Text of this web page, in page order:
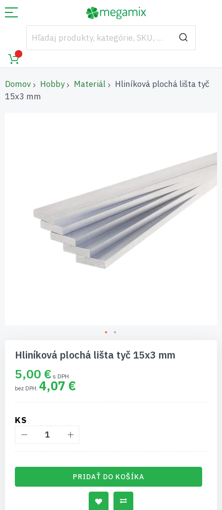
Domov Hobby Materiál
Hliníková plochá lišta tyč
15x3 mm
začiatok
galérie
obrázkov
Hliníková plochá lišta tyč 15x3 mm
5,00 €
4,07 €
KS
PRIDAŤ DO KOŠÍKA